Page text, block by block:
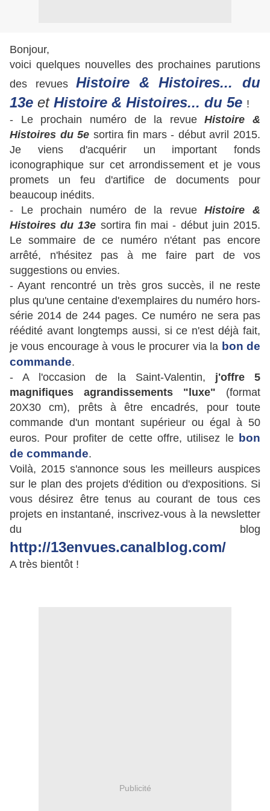
Bonjour,
voici quelques nouvelles des prochaines parutions
des revuesHistoire & Histoires... du
13e et Histoire & Histoires... du 5e !
- Le prochain numéro de la revueHistoire &
Histoires du 5e sortira fin mars - début avril 2015.
Je viens d'acquérir un important fonds
iconographique sur cet arrondissement et je vous
promets un feu d'artifice de documents pour
beaucoup inédits.
- Le prochain numéro de la revueHistoire &
Histoires du 13e sortira fin mai - début juin 2015.
Le sommaire de ce numéro n'étant pas encore
arrêté, n'hésitez pas à me faire part de vos
suggestions ou envies.
- Ayant rencontré un très gros succès, il ne reste
plus qu'une centaine d'exemplaires du numéro hors-
série 2014 de 244 pages. Ce numéro ne sera pas
réédité avant longtemps aussi, si ce n'est déjà fait,
je vous encourage à vous le procurer via la bon de
commande.
- A l'occasion de la Saint-Valentin, j'offre 5
magnifiques agrandissements "luxe" (format
20X30 cm), prêts à être encadrés, pour toute
commande d'un montant supérieur ou égal à 50
euros. Pour profiter de cette offre, utilisez le bon
de commande.
Voilà, 2015 s'annonce sous les meilleurs auspices
sur le plan des projets d'édition ou d'expositions. Si
vous désirez être tenus au courant de tous ces
projets en instantané, inscrivez-vous à la newsletter
du blog
http://13envues.canalblog.com/
A très bientôt !
Publicité